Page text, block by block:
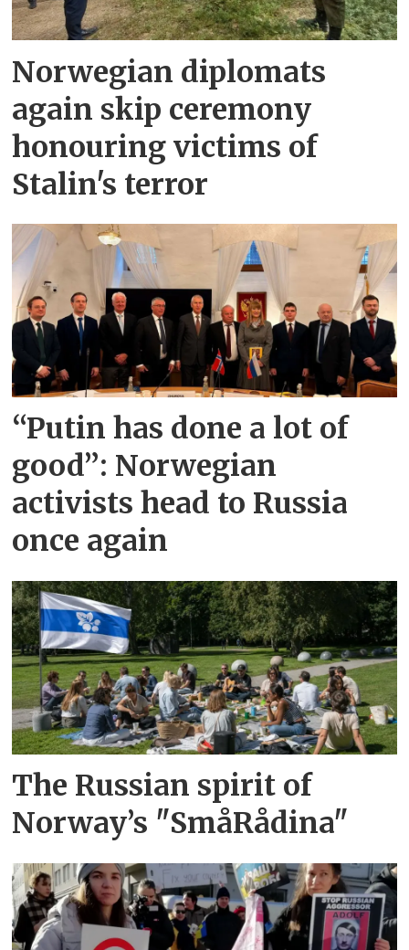
Norwegian diplomats
again skip ceremony
honouring victims of
Stalin's terror
“Putin has done a lot of
good”: Norwegian
activists head to Russia
once again
The Russian spirit of
Norway’s "SmåRådina"